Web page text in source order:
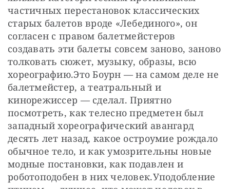
частичных перестановок классических
старых балетов вроде «Лебединого», он
согласен с правом балетмейстеров
создавать эти балеты совсем заново, заново
толковать сюжет, музыку, образы, всю
хореографию.Это Боурн — на самом деле не
балетмейстер, а театральный и
кинорежиссер — сделал. Приятно
посмотреть, как телесно предметен был
западный хореографический авангард
десять лет назад, какое остроумие рождало
обычное тело, и как умозрительны новые
модные постановки, как подавлен и
роботоподобен в них человек.Уподобление